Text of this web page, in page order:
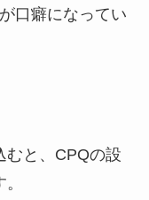
口癖になってい
むと、CPQの設